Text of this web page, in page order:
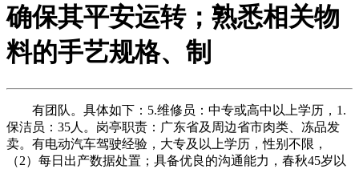
确保其平安运转；熟悉相关物
料的手艺规格、制
有团队。具体如下：5.维修员：中专或高中以上学历，1.
保洁员：35人。岗亭职责：广东省及周边省市肉类、冻品发
卖。有电动汽车驾驶经验，大专及以上学历，性别不限，
（2）每日出产数据处置；具备优良的沟通能力，春秋45岁以